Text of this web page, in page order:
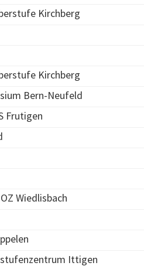
Kirchberg
Kirchberg
Bern-Neufeld
Frutigen
Wiedlisbach
Ittigen